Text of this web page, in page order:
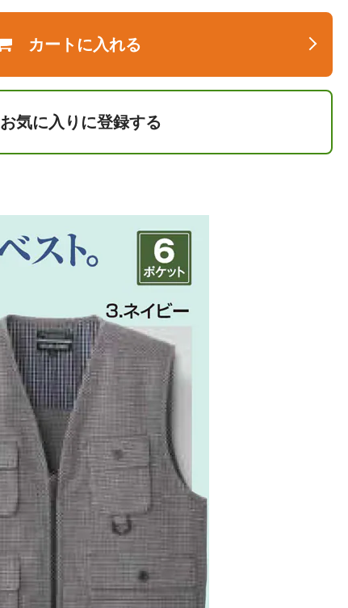
カートに入れる
お気に入りに登録する